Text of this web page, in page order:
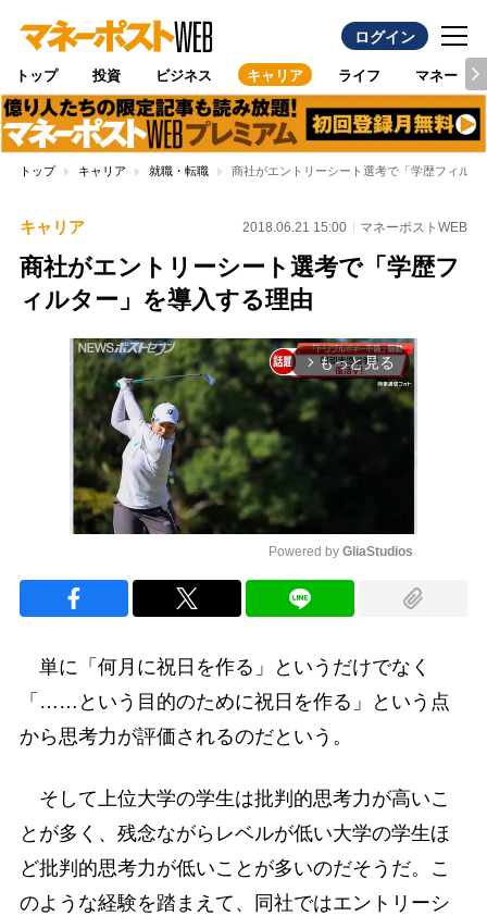
ログイン
トップ 投資 ビジネス キャリア ライフ マネー
トップ キャリア 就職・転職 商社がエントリーシート選考で「学歴フィルタ
キャリア 2018.06.21 15:00 マネーポストWEB
商社がエントリーシート選考で「学歴フ
ィルター」を導入する理由
arrow_forward_ios もっと見る
Powered by GliaStudios
単に「何月に祝日を作る」というだけでなく
「……という目的のために祝日を作る」という点
から思考力が評価されるのだという。
そして上位大学の学生は批判的思考力が高いこ
とが多く、残念ながらレベルが低い大学の学生ほ
ど批判的思考力が低いことが多いのだそうだ。こ
のような経験を踏まえて、同社ではエントリーシ